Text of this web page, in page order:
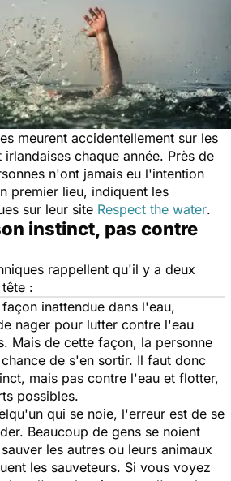
meurent accidentellement sur les
chaque année. Près de
n'ont jamais eu l'intention
premier lieu, indiquent les
sur leur site Respect the water.
instinct, pas contre
rappellent qu'il y a deux
:
inattendue dans l'eau,
nager pour lutter contre l'eau
Mais de cette façon, la personne
de s'en sortir. Il faut donc
mais pas contre l'eau et flotter,
possibles.
qui se noie, l'erreur est de se
Beaucoup de gens se noient
les autres ou leurs animaux
les sauveteurs. Si vous voyez